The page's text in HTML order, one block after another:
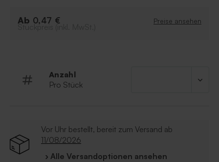
Handschrift in Goldfolie hinzufügen – so entsteht
Ab 0,47 € Preise ansehen
Anzahl
Pro Stück
Vor Uhr bestellt, bereit zum Versand ab
11/08/2026
› Alle Versandoptionen ansehen